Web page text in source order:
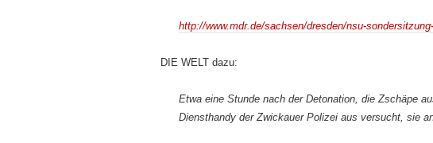
http://www.mdr.de/sachsen/dresden/nsu-
DIE WELT dazu:
Etwa eine Stunde nach der Detonation, die Zschäpe
Diensthandy der Zwickauer Polizei aus versucht, sie